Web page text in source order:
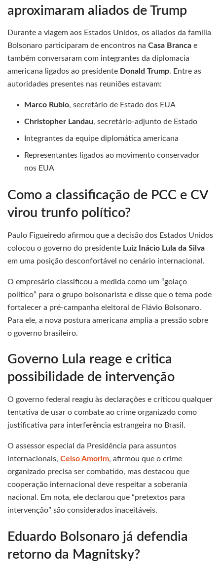
aproximaram aliados de Trump
Durante a viagem aos Estados Unidos, os aliados da família
Bolsonaro participaram de encontros na Casa Branca e
também conversaram com integrantes da diplomacia
americana ligados ao presidente Donald Trump. Entre as
autoridades presentes nas reuniões estavam:
Marco Rubio, secretário de Estado dos EUA
Christopher Landau, secretário-adjunto de Estado
Integrantes da equipe diplomática americana
Representantes ligados ao movimento conservador
nos EUA
Como a classificação de PCC e CV
virou trunfo político?
Paulo Figueiredo afirmou que a decisão dos Estados Unidos
colocou o governo do presidente Luiz Inácio Lula da Silva
em uma posição desconfortável no cenário internacional.
O empresário classificou a medida como um “golaço
político” para o grupo bolsonarista e disse que o tema pode
fortalecer a pré-campanha eleitoral de Flávio Bolsonaro.
Para ele, a nova postura americana amplia a pressão sobre
o governo brasileiro.
Governo Lula reage e critica
possibilidade de intervenção
O governo federal reagiu às declarações e criticou qualquer
tentativa de usar o combate ao crime organizado como
justificativa para interferência estrangeira no Brasil.
O assessor especial da Presidência para assuntos
internacionais, Celso Amorim, afirmou que o crime
organizado precisa ser combatido, mas destacou que
cooperação internacional deve respeitar a soberania
nacional. Em nota, ele declarou que “pretextos para
intervenção” são considerados inaceitáveis.
Eduardo Bolsonaro já defendia
retorno da Magnitsky?